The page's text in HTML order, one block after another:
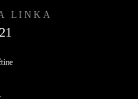
LINKA